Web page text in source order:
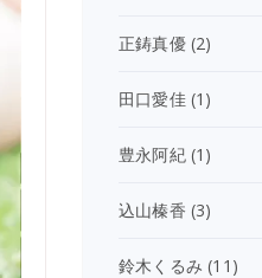
正鋳真優(2)
田口愛佳(1)
豊永阿紀(1)
込山榛香 (3)
鈴木くるみ (11)